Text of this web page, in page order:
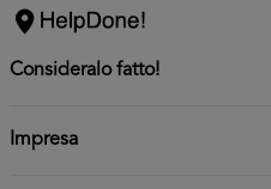
Consideralo fatto!
Impresa